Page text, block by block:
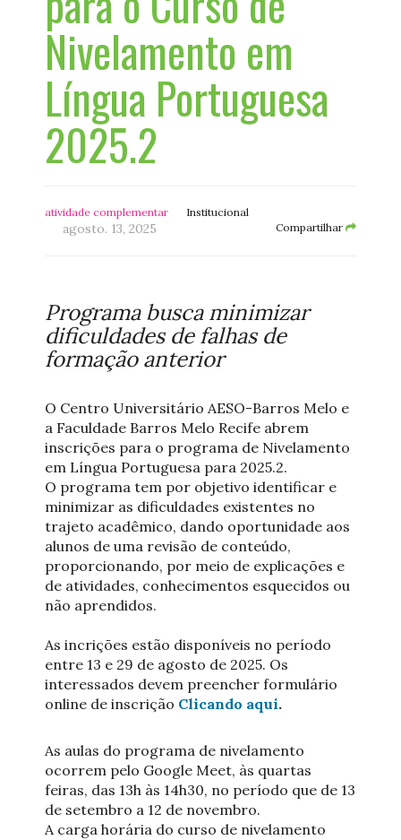
Nivelamento em
Língua Portuguesa
2025.2
atividade complementar Institucional
agosto. 13, 2025 Compartilhar
Programa busca minimizar
dificuldades de falhas de
formação anterior
O Centro Universitário AESO-Barros Melo e
a Faculdade Barros Melo Recife abrem
inscrições para o programa de Nivelamento
em Língua Portuguesa para 2025.2.
O programa tem por objetivo identificar e
minimizar as dificuldades existentes no
trajeto acadêmico, dando oportunidade aos
alunos de uma revisão de conteúdo,
proporcionando, por meio de explicações e
de atividades, conhecimentos esquecidos ou
não aprendidos.
As incrições estão disponíveis no período
entre 13 e 29 de agosto de 2025. Os
interessados devem preencher formulário
online de inscrição Clicando aqui.
As aulas do programa de nivelamento
ocorrem pelo Google Meet, às quartas
feiras, das 13h às 14h30, no período que de 13
de setembro a 12 de novembro.
A carga horária do curso de nivelamento